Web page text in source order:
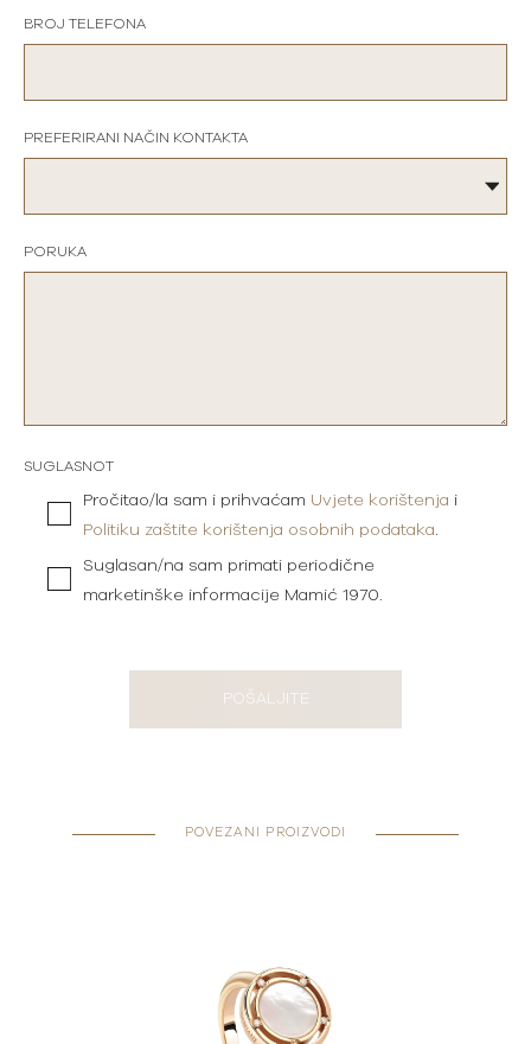
BROJ TELEFONA
PREFERIRANI NAČIN KONTAKTA
PORUKA
SUGLASNOT
Pročitao/la sam i prihvaćam Uvjete korištenja i
Politiku zaštite korištenja osobnih podataka.
Suglasan/na sam primati periodične
marketinške informacije Mamić 1970.
POŠALJITE
POVEZANI PROIZVODI